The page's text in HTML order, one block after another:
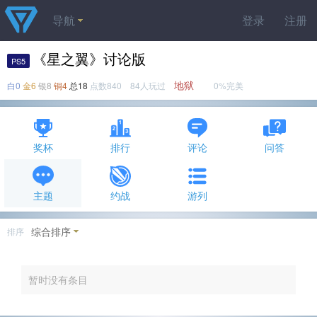
登录 注册
导航
PS5 《星之翼》讨论版
白0 金6 银8 铜4 总18 点数840 84人玩过 地狱 0%完美
奖杯 排行 评论 问答
主题 约战 游列
排序 综合排序
暂时没有条目